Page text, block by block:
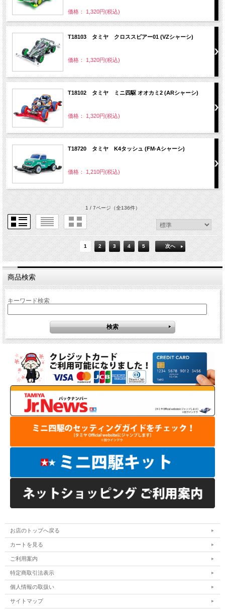
価格： 1,320円(税込)
T18103 タミヤ クロススピアー01 (VZシャーシ)
価格： 1,320円(税込)
T18102 タミヤ ミニ四駆 オオカミ2 (ARシャーシ)
価格： 1,320円(税込)
T18720 タミヤ K4タッシュ (FM-Aシャーシ)
価格： 1,210円(税込)
1 / 7ページ（全136件）
1 2 3 4 5 次へ
商品検索
キーワード検索
お店のトップへ戻る
カートを見る
ご利用案内
特定商取引法表示
個人情報の取扱い
サイトマップ